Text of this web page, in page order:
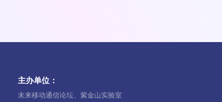
主办单位：
未来移动通信论坛、紫金山实验室